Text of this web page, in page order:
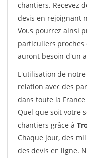
chantiers. Recevez
devis en rejoignant
Vous pourrez ainsi
particuliers proches
auront besoin d'un
L'utilisation de
relation avec des
dans toute la
Quel que soit votre
chantiers grâce à
Chaque jour, des
des devis en ligne.